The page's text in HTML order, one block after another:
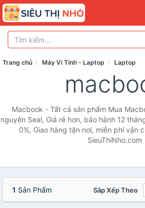
Trang chủ Máy Vi Tính - Laptop Laptop
Macbook - Tất cả sản phẩm Mua
nguyên Seal, Giá rẻ hơn, bảo hành 12
0%, Giao hàng tận nơi, miễn phí vận
SieuThiNho.com
1 Sản Phẩm Sắp Xếp Theo